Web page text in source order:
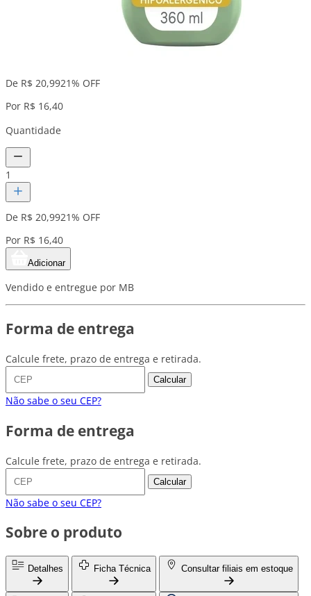
De R$ 20,9921% OFF
Por R$ 16,40
Quantidade
1
De R$ 20,9921% OFF
Por R$ 16,40
Adicionar
Vendido e entregue por MB
Forma de entrega
Calcule frete, prazo de entrega e retirada.
Calcular
Não sabe o seu CEP?
Forma de entrega
Calcule frete, prazo de entrega e retirada.
Calcular
Não sabe o seu CEP?
Sobre o produto
Detalhes Ficha Técnica Consultar filiais em estoque